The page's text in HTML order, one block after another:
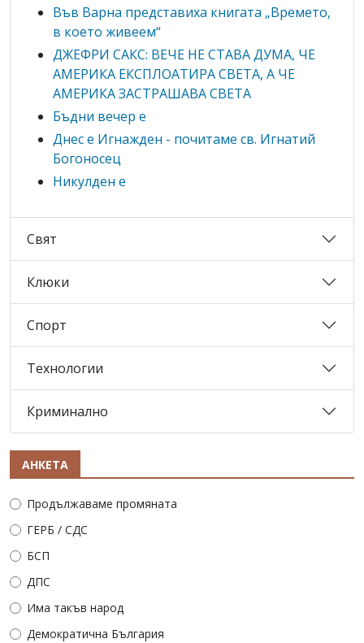
Във Варна представиха книгата „Времето,
в което живеем“
ДЖЕФРИ САКС: ВЕЧЕ НЕ СТАВА ДУМА, ЧЕ
АМЕРИКА ЕКСПЛОАТИРА СВЕТА, А ЧЕ
АМЕРИКА ЗАСТРАШАВА СВЕТА
Бъдни вечер е
Днес е Игнажден - почитаме св. Игнатий
Богоносец
Никулден е
Свят
Клюки
Спорт
Технологии
Криминално
АНКЕТА
Продължаваме промяната
ГЕРБ / СДС
БСП
ДПС
Има такъв народ
Демократична България